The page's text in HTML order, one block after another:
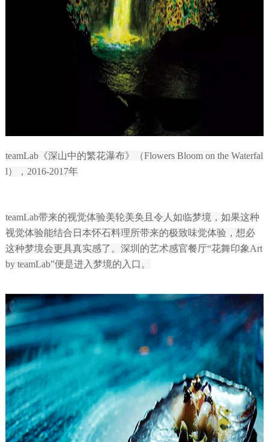
teamLab《深山中的繁花瀑布》（Flowers Bloom on the Waterfal
l），2016-2017年
teamLab带来的视觉体验美轮美奂且令人如临梦境，如果这种
视觉体验能结合日本怀石料理所带来的极致味觉体验，想必
这种梦境会更具真实感了。深圳的艺术感官餐厅“花舞印象Art
by teamLab”便是进入梦境的入口。